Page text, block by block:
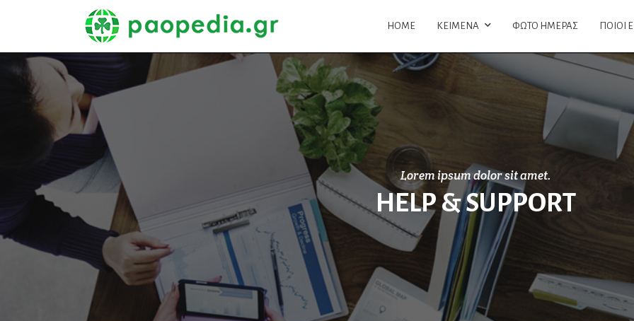
HOME ΚΕΙΜΕΝΑ ΦΩΤΟ ΗΜΕΡΑΣ ΠΟΙΟΙ
Lorem ipsum dolor sit amet.
HELP & SUPPORT